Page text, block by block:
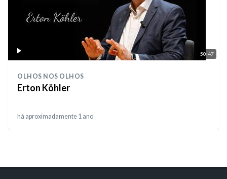
50:47
OLHOS NOS OLHOS
Erton Köhler
há aproximadamente 1 ano